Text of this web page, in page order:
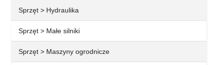
Sprzęt > Hydraulika
Sprzęt > Małe silniki
Sprzęt > Maszyny ogrodnicze